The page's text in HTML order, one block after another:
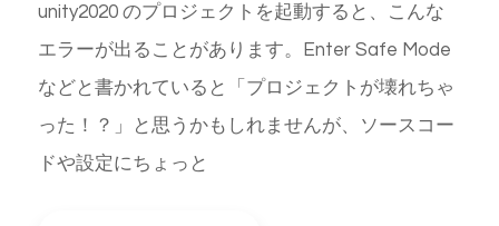
unity2020 のプロジェクトを起動すると、こんな
エラーが出ることがあります。Enter Safe Mode
などと書かれていると「プロジェクトが壊れちゃ
った！？」と思うかもしれませんが、ソースコー
ドや設定にちょっと